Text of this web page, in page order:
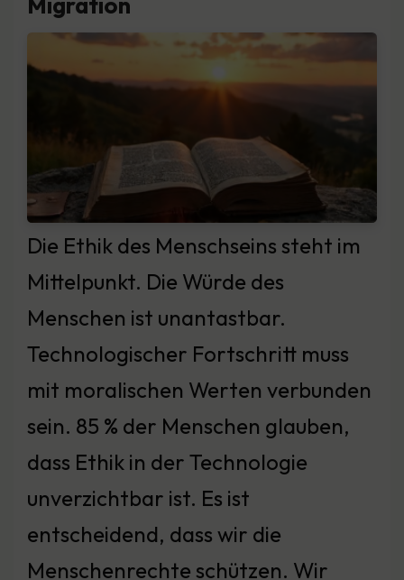
Die Ethik des Menschseins steht im
Mittelpunkt. Die Würde des
Menschen ist unantastbar.
Technologischer Fortschritt muss
mit moralischen Werten verbunden
sein. 85 % der Menschen glauben,
dass Ethik in der Technologie
unverzichtbar ist. Es ist
entscheidend, dass wir die
Menschenrechte schützen. Wir